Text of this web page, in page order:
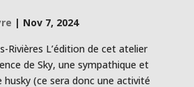
| Nov 7, 2024
Rivières L’édition de cet atelier
de Sky, une sympathique et
(ce sera donc une activité